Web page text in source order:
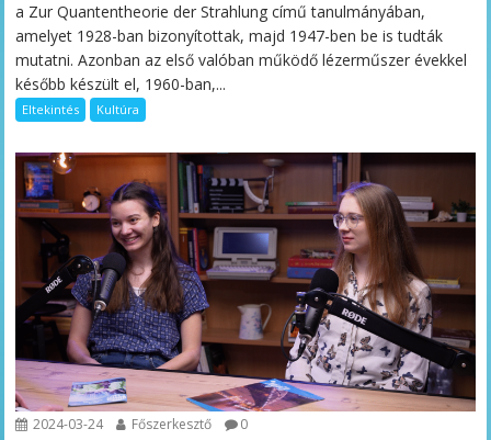
a Zur Quantentheorie der Strahlung című tanulmányában,
amelyet 1928-ban bizonyítottak, majd 1947-ben be is tudták
mutatni. Azonban az első valóban működő lézerműszer évekkel
később készült el, 1960-ban,...
Eltekintés Kultúra
2024-03-24 Főszerkesztő 0